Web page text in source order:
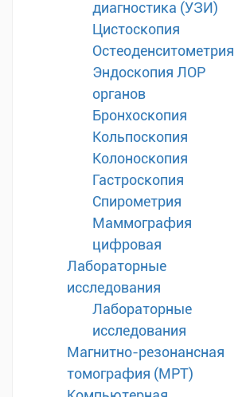
диагностика (УЗИ)
Цистоскопия
Остеоденситометрия
Эндоскопия ЛОР
органов
Бронхоскопия
Кольпоскопия
Колоноскопия
Гастроскопия
Спирометрия
Маммография
цифровая
Лабораторные
исследования
Лабораторные
исследования
Магнитно-резонансная
томография (МРТ)